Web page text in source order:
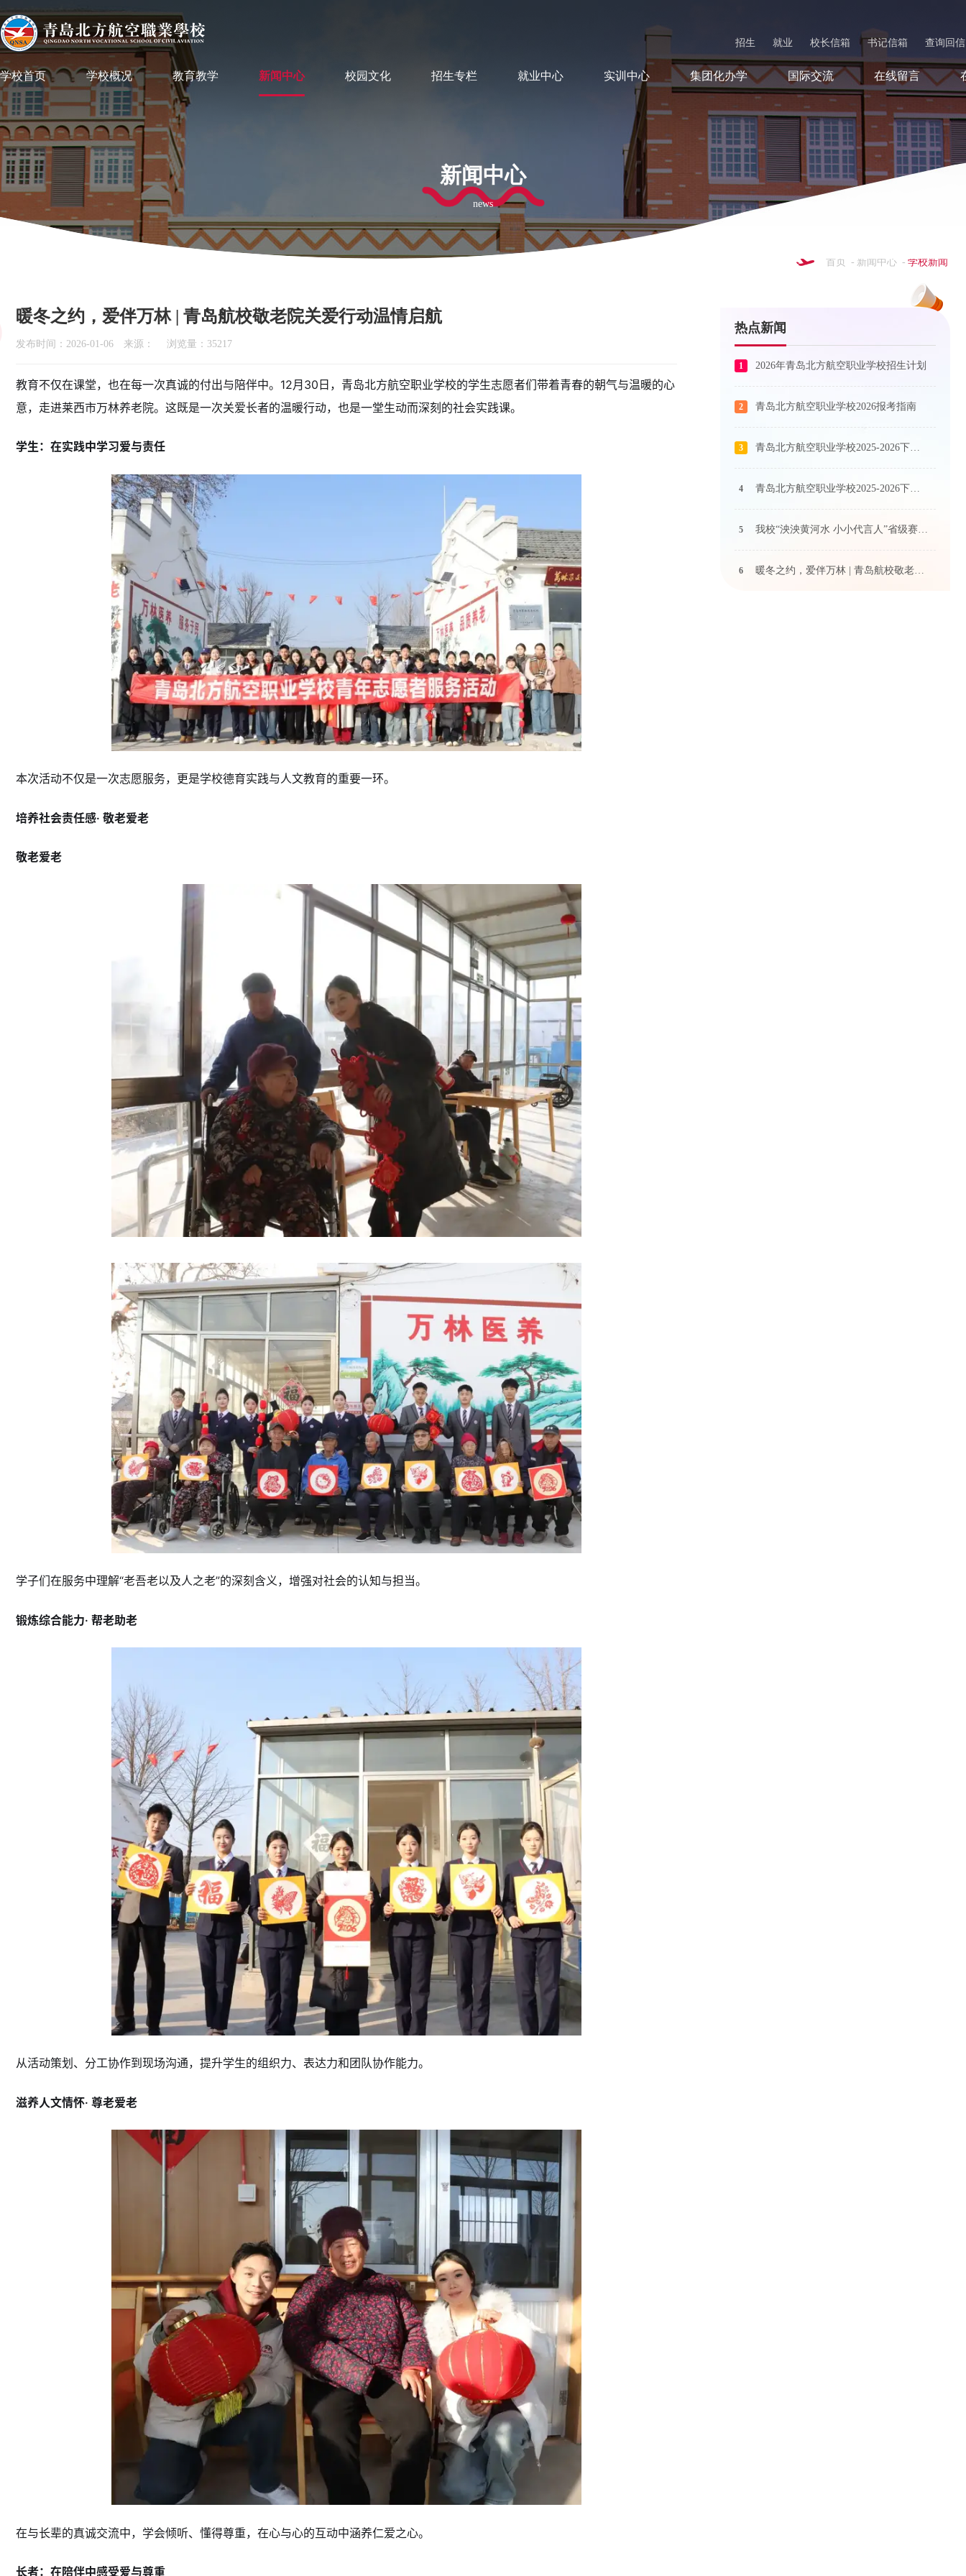
新闻中心
news
招生 就业 校长信箱 书记信箱 查询回信
学校首页 学校概况 教育教学 新闻中心 校园文化 招生专栏 就业中心 实训中心 集团化办学 国际交流 在线留言
首页 - 新闻中心 - 学校新闻
暖冬之约，爱伴万林 | 青岛航校敬老院关爱行动温情启航
发布时间：2026-01-06 来源： 浏览量：35217
教育不仅在课堂，也在每一次真诚的付出与陪伴中。12月30日，青岛北方航空职业学校的学生志愿者们带着青春的朝气与温暖的心
意，走进莱西市万林养老院。这既是一次关爱长者的温暖行动，也是一堂生动而深刻的社会实践课。
学生：在实践中学习爱与责任
本次活动不仅是一次志愿服务，更是学校德育实践与人文教育的重要一环。
培养社会责任感· 敬老爱老
敬老爱老
学子们在服务中理解“老吾老以及人之老”的深刻含义，增强对社会的认知与担当。
锻炼综合能力· 帮老助老
从活动策划、分工协作到现场沟通，提升学生的组织力、表达力和团队协作能力。
滋养人文情怀· 尊老爱老
在与长辈的真诚交流中，学会倾听、懂得尊重，在心与心的互动中涵养仁爱之心。
长者：在陪伴中感受爱与尊重
热点新闻
1 2026年青岛北方航空职业学校招生计划
2 青岛北方航空职业学校2026报考指南
3 青岛北方航空职业学校2025-2026下学期艺术课程公示
4 青岛北方航空职业学校2025-2026下学期体育课程公示
5 我校“泱泱黄河水 小小代言人”省级赛事奖状荣耀抵达！
6 暖冬之约，爱伴万林 | 青岛航校敬老院关爱行动温情启航